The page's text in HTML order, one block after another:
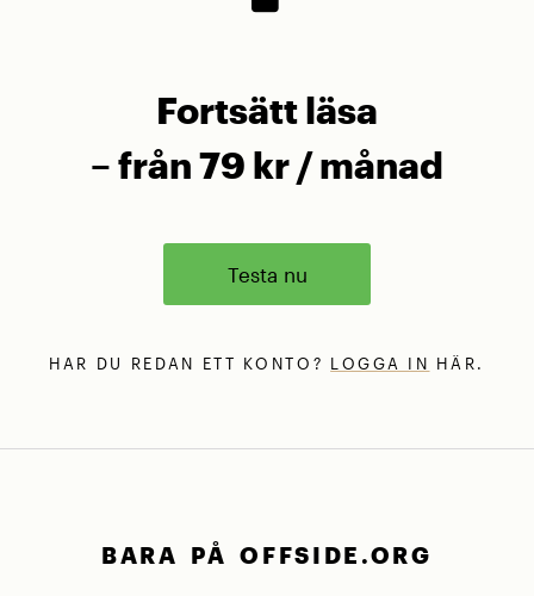
Fortsätt läsa
– från 79 kr / månad
Testa nu
HAR DU REDAN ETT KONTO? LOGGA IN HÄR.
BARA PÅ OFFSIDE.ORG